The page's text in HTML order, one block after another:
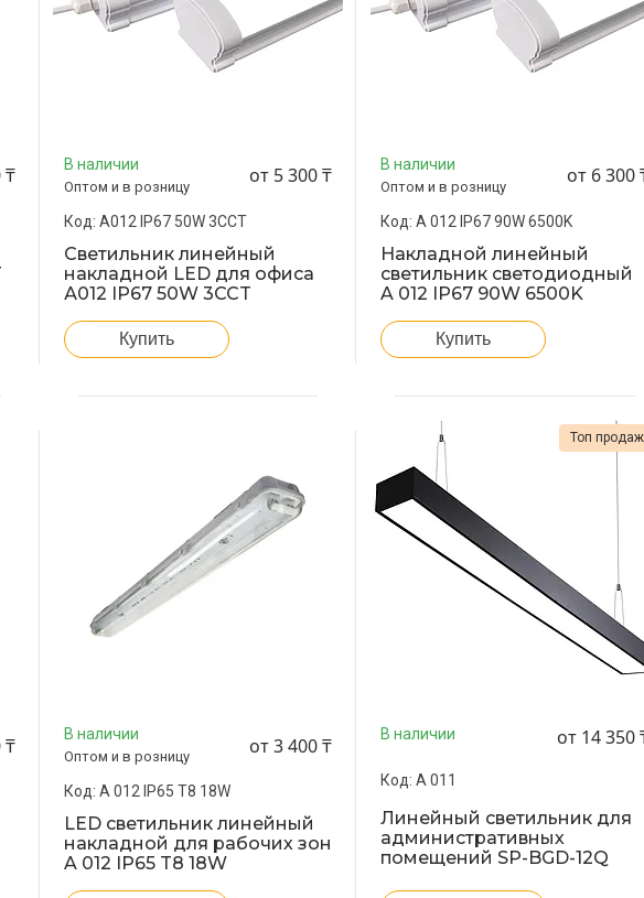
₸ В наличии
Оптом и в розницу от 5 300 ₸
А012 IP67 50W 3CCT
Светильник линейный
накладной LED для офиса
А012 IP67 50W 3CCT
Купить
В наличии
Оптом и в розницу от 6 300
A 012 IP67 90W 6500K
Накладной линейный
светильник светодиодный
A 012 IP67 90W 6500K
Купить
₸ В наличии
Оптом и в розницу от 3 400 ₸
A 012 IP65 T8 18W
LED светильник линейный
накладной для рабочих зон
A 012 IP65 T8 18W
Топ продаж
В наличии от 14 350
A 011
Линейный светильник для
административных
помещений SP-BGD-12Q